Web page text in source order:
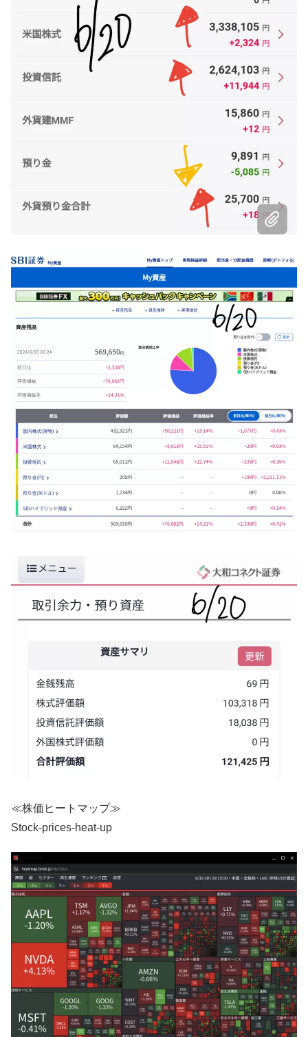
≪株価ヒートマップ≫
Stock-prices-heat-up